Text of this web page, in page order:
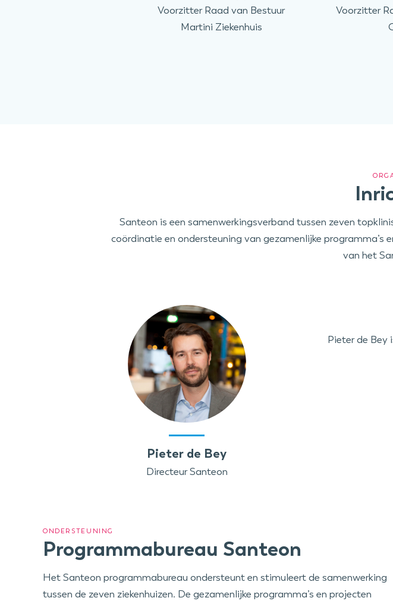
Voorzitter Raad van Bestuur
Martini Ziekenhuis
Voorzitter
Santeon is een samenwerkingsverband tussen zeven
coördinatie en ondersteuning van gezamenlijke
van het
Pieter de Bey
Directeur Santeon
Pieter de Bey
ONDERSTEUNING
Programmabureau Santeon
Het Santeon programmabureau ondersteunt en stimuleert de samenwerking
tussen de zeven ziekenhuizen. De gezamenlijke programma’s en projecten